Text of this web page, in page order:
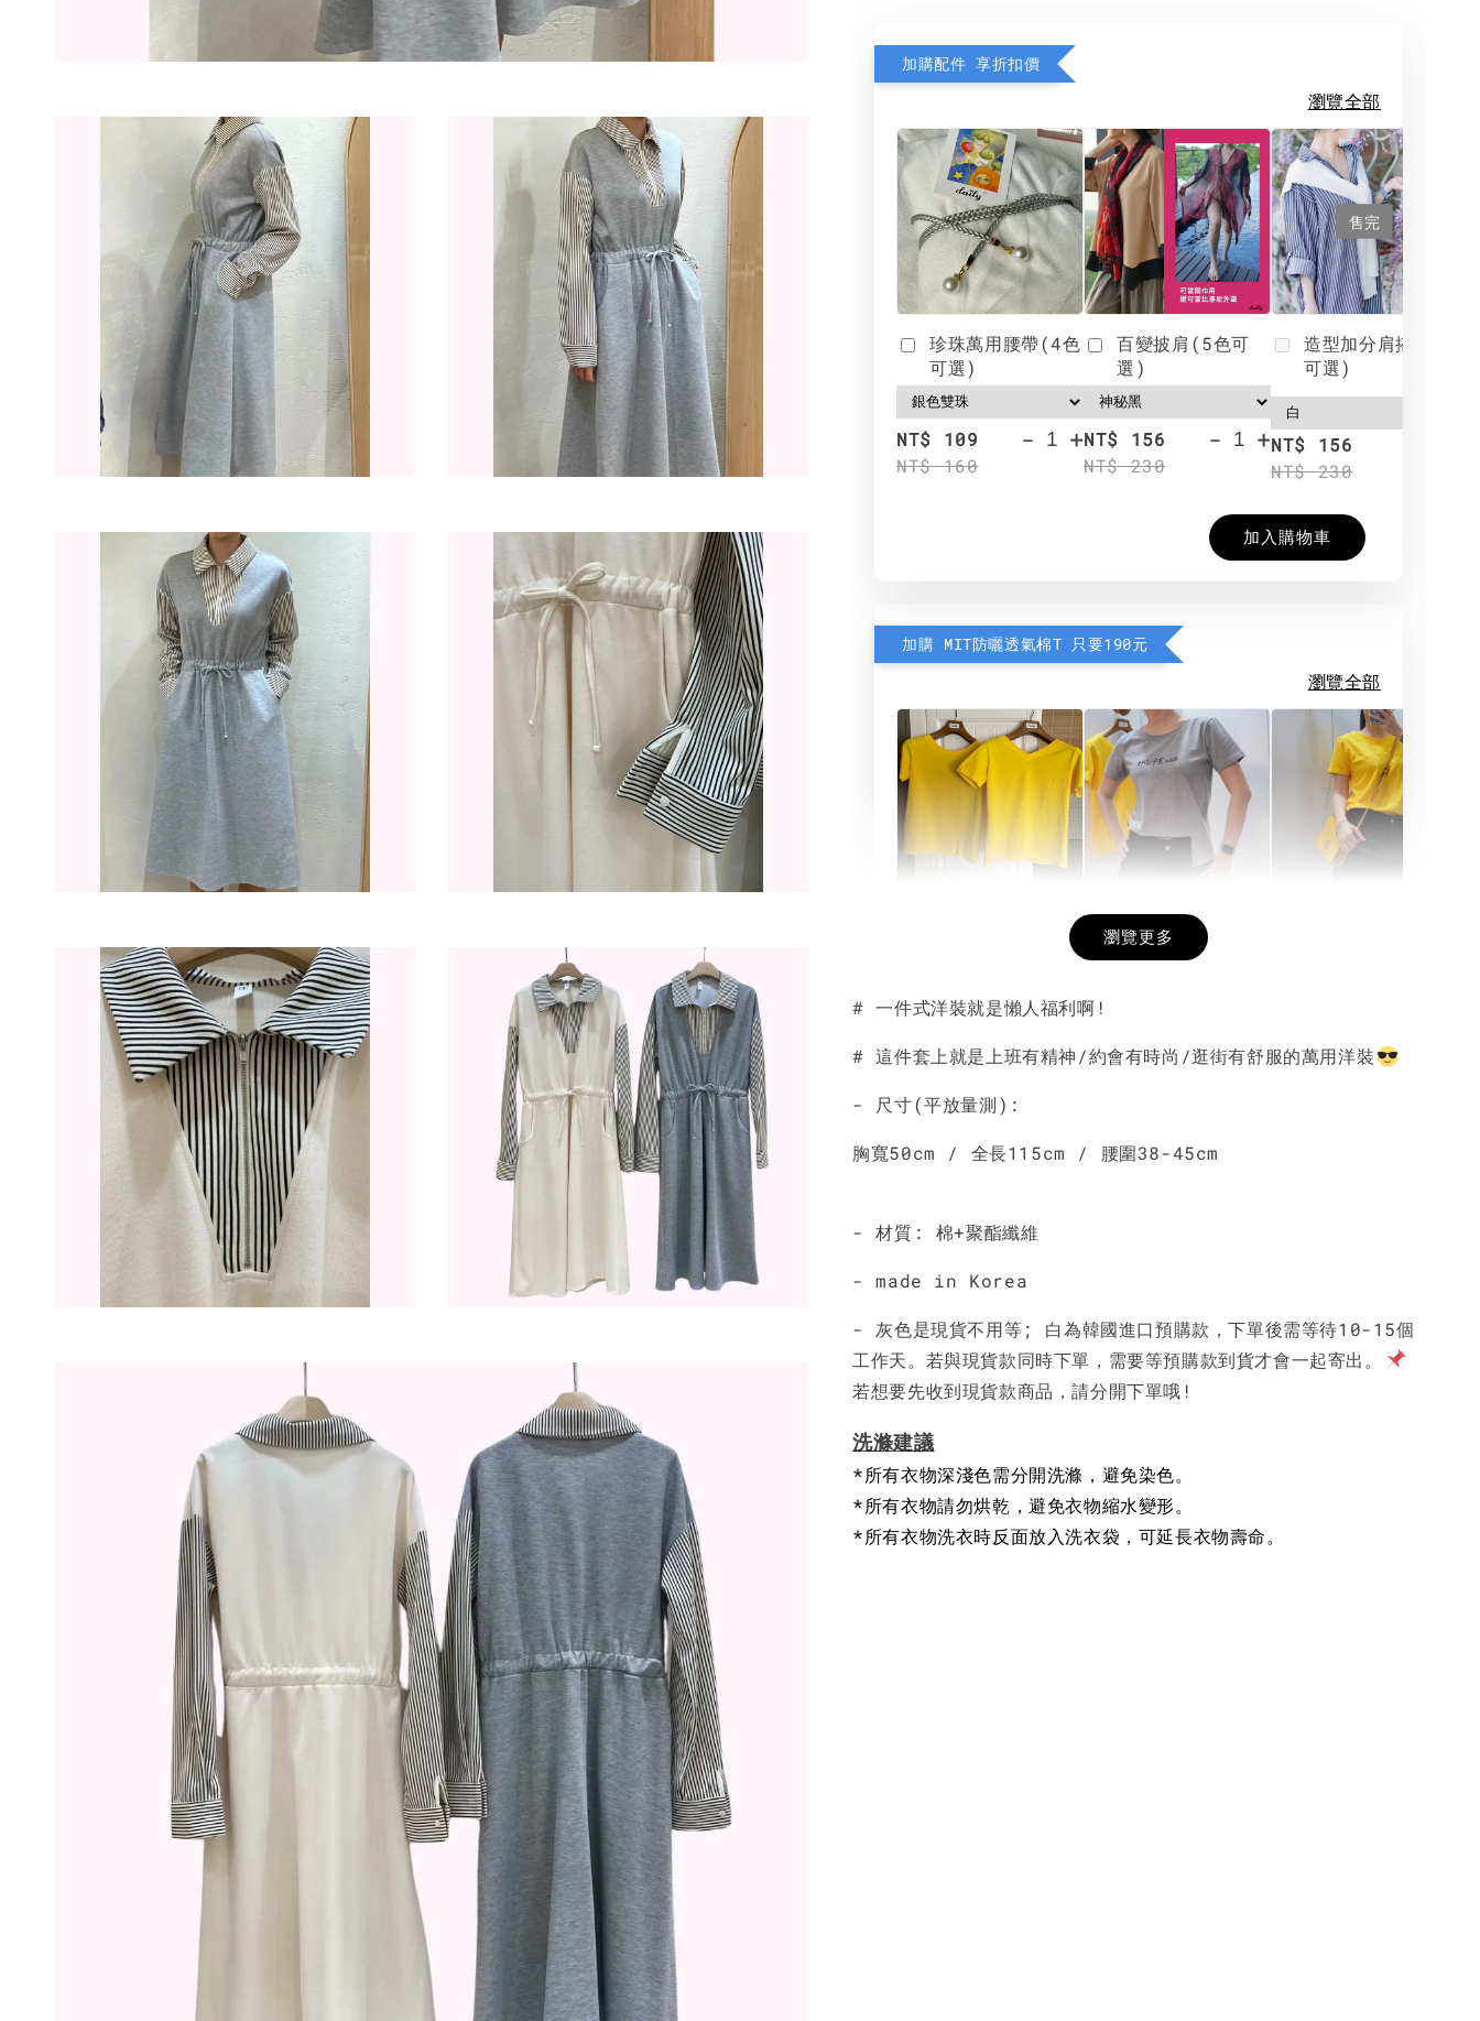
加購配件 享折扣價
瀏覽全部
珍珠萬用腰帶(4色
可選)
NT$ 109
NT$ 160
- +
百變披肩(5色可
選)
NT$ 156
NT$ 230
- +
售完
造型加分肩搭(4色
可選)
NT$ 156
NT$ 230
加入購物車
加購 MIT防曬透氣棉T 只要190元
瀏覽全部
NT$ 190
NT$ 450
- +
希望相隨雙面T
NT$ 190
NT$ 450
NT$ 450
瀏覽更多
# 一件式洋裝就是懶人福利啊!
# 這件套上就是上班有精神/約會有時尚/逛街有舒服的萬用洋裝
- 尺寸(平放量測):
胸寬50cm / 全長115cm / 腰圍38-45cm
- 材質: 棉+聚酯纖維
- made in Korea
- 灰色是現貨不用等; 白為韓國進口預購款，下單後需等待10-15個
工作天。若與現貨款同時下單，需要等預購款到貨才會一起寄出。
若想要先收到現貨款商品，請分開下單哦!
洗滌建議
*所有衣物深淺色需分開洗滌，避免染色。
*所有衣物請勿烘乾，避免衣物縮水變形。
*所有衣物洗衣時反面放入洗衣袋，可延長衣物壽命。